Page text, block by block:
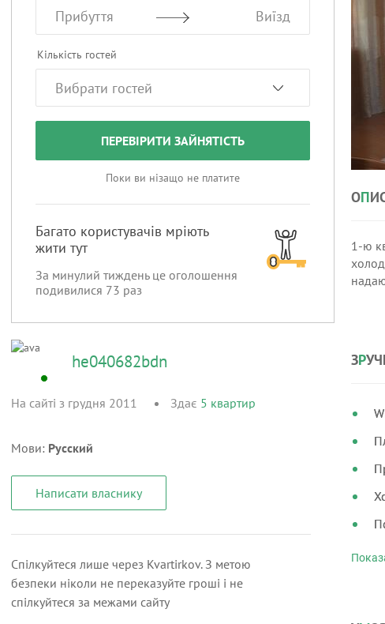
Прибуття Виїзд
Кількість гостей
ПЕРЕВІРИТИ ЗАЙНЯТІСТЬ
Поки ви нізащо не платите
Багато користувачів мріють
жити тут
За минулий тиждень це оголошення
подивилися 73 раз
he040682bdn
На сайті з грудня 2011 Здає 5 квартир
Мови: Русский
Написати власнику
Спілкуйтеся лише через Kvartirkov. З метою
безпеки ніколи не переказуйте гроші і не
спілкуйтеся за межами сайту
ОП
1-ю
ЗР